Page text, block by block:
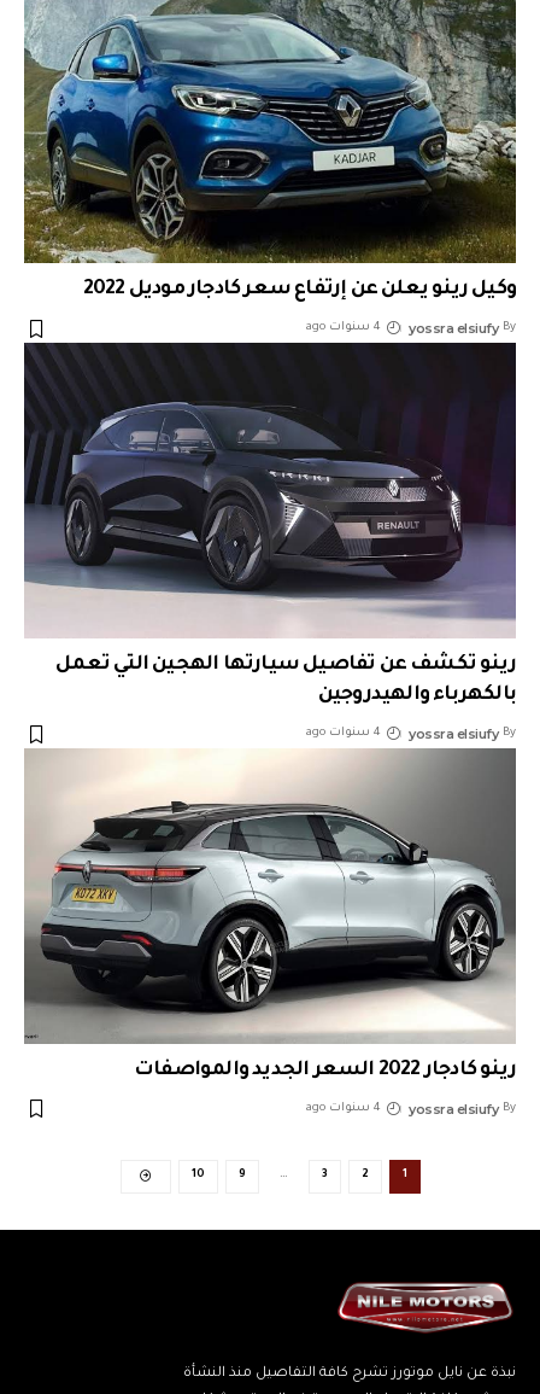
وكيل رينو يعلن عن إرتفاع سعر كادجار موديل 2022
By
yossra elsiufy 4 سنوات ago
رينو تكشف عن تفاصيل سيارتها الهجين التي تعمل
بالكهرباء والهيدروجين
By
yossra elsiufy 4 سنوات ago
رينو كادجار 2022 السعر الجديد والمواصفات
By
yossra elsiufy 4 سنوات ago
1
2
3
…
9
10
نبذة عن نايل موتورز تشرح كافة التفاصيل منذ النشأة